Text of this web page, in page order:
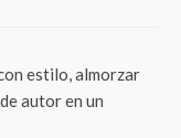
estilo, almorzar
autor en un